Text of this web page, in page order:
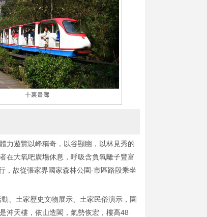
十裏畫廊
力遊覽以峰稱奇，以谷顯幽，以林見秀的
在大氧吧廣場休息，呼吸含負氧離子豐富
，故從張家界國家森林公園-市區路段乘坐
、土家歷史文物展示、土家民俗演示，園
沖天樓，依山造閣，氣勢恢宏，樓高48